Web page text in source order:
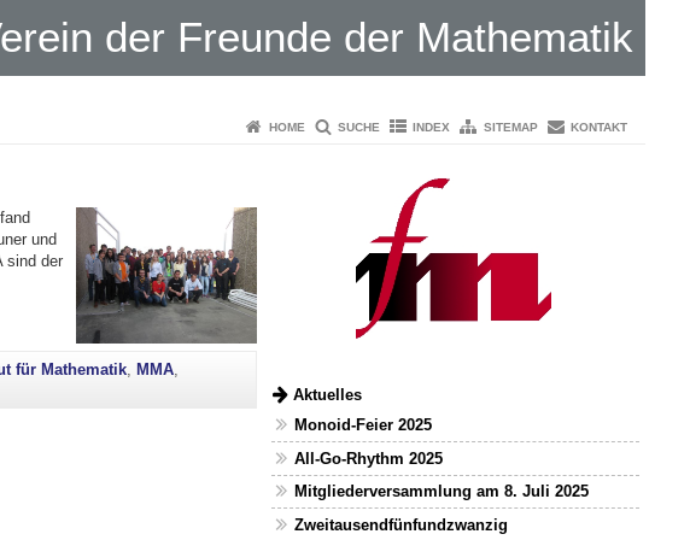
der Freunde der Mathematik
HOME SUCHE INDEX SITEMAP KONTAKT
und
sind der
für Mathematik, MMA,
Aktuelles
Monoid-Feier 2025
All-Go-Rhythm 2025
Mitgliederversammlung am 8. Juli 2025
Zweitausendfünfundzwanzig